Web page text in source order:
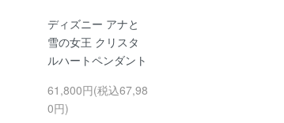
ディズニー アナと
雪の女王 クリスタ
ルハートペンダント
61,800円(税込67,98
0円)